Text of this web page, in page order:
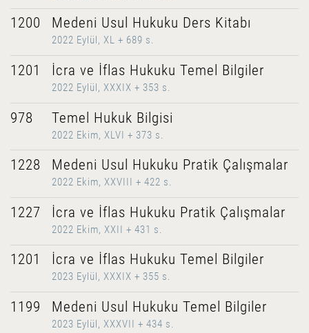
1200 Medeni Usul Hukuku Ders Kitabı
2022 Eylül, XL + 689 s.
1201 İcra ve İflas Hukuku Temel Bilgiler
2022 Eylül, XXXIX + 353 s.
978 Temel Hukuk Bilgisi
2022 Ekim, XLVI + 373 s.
1228 Medeni Usul Hukuku Pratik Çalışmalar
2022 Ekim, XXVIII + 422 s.
1227 İcra ve İflas Hukuku Pratik Çalışmalar
2022 Ekim, XXII + 431 s.
1201 İcra ve İflas Hukuku Temel Bilgiler
2023 Eylül, XXXIX + 355 s.
1199 Medeni Usul Hukuku Temel Bilgiler
2023 Eylül, XXXVII + 434 s.